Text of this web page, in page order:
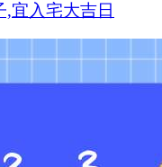
宜入宅大吉日